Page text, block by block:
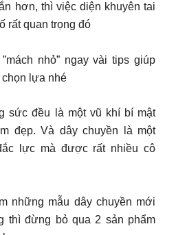
hơn, thì việc diện khuyên tai
rất quan trọng đó
nhỏ” ngay vài tips giúp
chọn lựa nhé
sức đều là một vũ khí bí mật
đẹp. Và dây chuyền là một
lực mà được rất nhiều cô
những mẫu dây chuyền mới
thì đừng bỏ qua 2 sản phẩm